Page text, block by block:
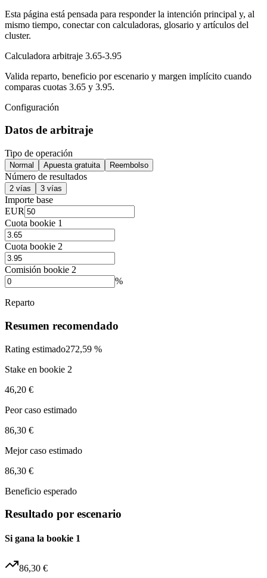
Esta página está pensada para responder la intención principal y, al
mismo tiempo, conectar con calculadoras, glosario y artículos del
cluster.
Calculadora arbitraje 3.65-3.95
Valida reparto, beneficio por escenario y margen implícito cuando
comparas cuotas 3.65 y 3.95.
Configuración
Datos de arbitraje
Tipo de operación
Normal Apuesta gratuita Reembolso
Número de resultados
2 vías 3 vías
Importe base
EUR
Cuota bookie 1
Cuota bookie 2
Comisión bookie 2
%
Reparto
Resumen recomendado
Rating estimado272,59 %
Stake en bookie 2
46,20 €
Peor caso estimado
86,30 €
Mejor caso estimado
86,30 €
Beneficio esperado
Resultado por escenario
Si gana la bookie 1
86,30 €